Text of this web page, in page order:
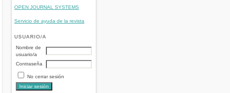
OPEN JOURNAL SYSTEMS
Servicio de ayuda de la revista
USUARIO/A
Nombre de
usuario/a
Contraseña
No cerrar sesión